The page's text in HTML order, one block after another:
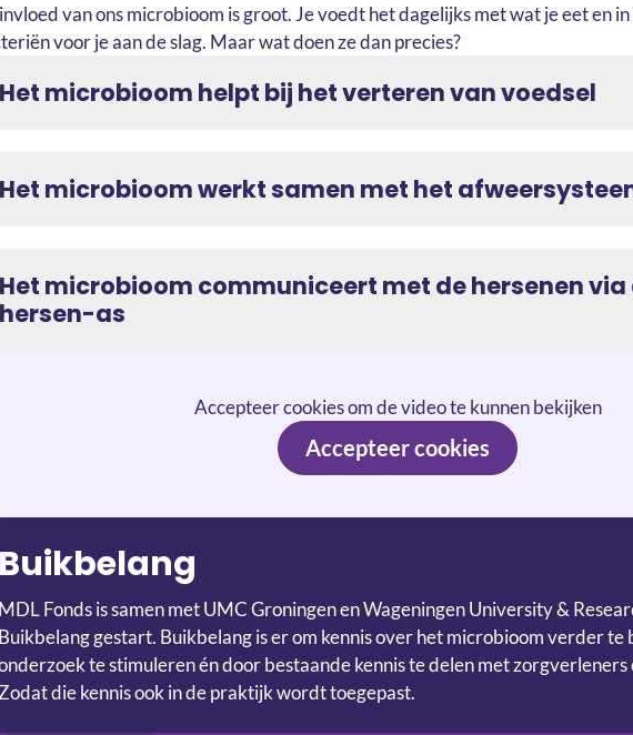
van ons microbioom is groot. Je voedt het dagelijks met wat je eet en
voor je aan de slag. Maar wat doen ze dan precies?
Het microbioom helpt bij het verteren van voedsel
Het microbioom werkt samen met het
Het microbioom communiceert met de hersenen
hersen-as
Accepteer cookies om de video te kunnen bekijken
Accepteer cookies
Buikbelang
MDL Fonds is samen met UMC Groningen en Wageningen University &
Buikbelanggestart. Buikbelang is er om kennis over het microbioom verder te
te stimuleren én door bestaande kennis te delen met zorgverleners
Zodat die kennis ook in de praktijk wordt toegepast.